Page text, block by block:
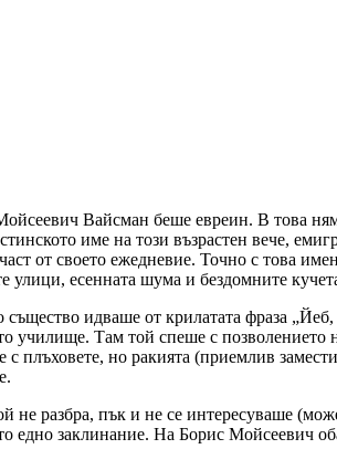
Вайсман беше евреин. В това
име на този възрастен вече,
от своето ежедневие. Точно с това
улици, есенната шума и бездомните
идваше от крилатата фраза
училище. Там той спеше с
плъховете, но ракията (приемлив
не разбра, пък и не се интересуваше
едно заклинание. На Борис